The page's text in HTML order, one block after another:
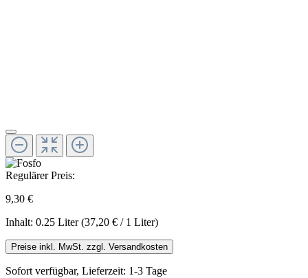
Regulärer Preis:
9,30 €
Inhalt: 0.25 Liter(37,20 € / 1 Liter)
Preise inkl. MwSt. zzgl. Versandkosten
Sofort verfügbar, Lieferzeit: 1-3 Tage